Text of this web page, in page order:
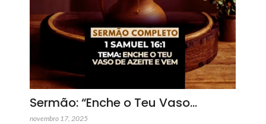
Sermão: “Enche o Teu Vaso…
novembro 17, 2025